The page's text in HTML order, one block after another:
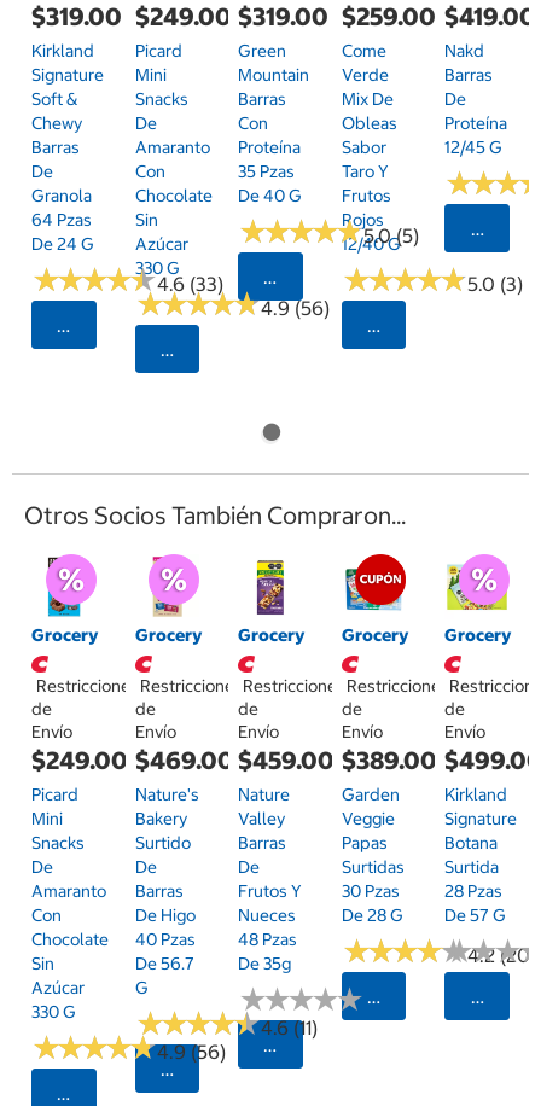
$319.00
Kirkland
Signature
Soft &
Chewy
Barras
De
Granola
64 Pzas
De 24 G
★★★★★
★★★★★4.6 (33)
Seleccionar Código Postal
$249.00
Picard
Mini
Snacks
De
Amaranto
Con
Chocolate
Sin
Azúcar
330 G
★★★★★
★★★★★4.9 (56)
Seleccionar Código Postal
$319.00
Green
Mountain
Barras
Con
Proteína
35 Pzas
De 40 G
★★★★★
★★★★★5.0 (5)
Seleccionar Código Postal
$259.00
Come
Verde
Mix De
Obleas
Sabor
Taro Y
Frutos
Rojos
12/40 G
★★★★★
★★★★★5.0 (3)
Seleccionar
$419.00
Nakd
Barras
De
Proteína
12/45 G
★★★
★★★
Otros Socios También Compraron...
Grocery
Restricciones
de
Envío
$249.00
Picard
Mini
Snacks
De
Amaranto
Con
Chocolate
Sin
Azúcar
330 G
★★★★★
★★★★★4.9 (56)
Seleccionar Código Postal
Grocery
Restricciones
de
Envío
$469.00
Nature's
Bakery
Surtido
De
Barras
De Higo
40 Pzas
De 56.7
G
★★★★★
★★★★★4.6 (11)
Seleccionar Código Postal
Grocery
Restricciones
de
Envío
$459.00
Nature
Valley
Barras
De
Frutos Y
Nueces
48 Pzas
De 35g
★★★★★
★★★★★
Seleccionar Código Postal
Grocery
Restricciones
de
Envío
$389.00
Garden
Veggie
Papas
Surtidas
30 Pzas
De 28 G
★★★★★
★★★★★4.2 (20)
Seleccionar
Grocery
de
Envío
Kirkland
Signature
Botana
Surtida
28 Pzas
De 57 G
★★★
★★★